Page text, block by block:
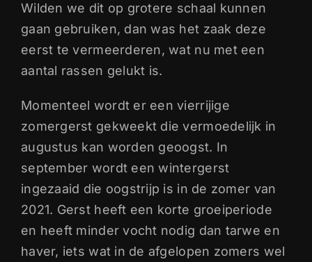
Wilden we dit op grotere schaal kunnen
gaan gebruiken, dan was het zaak deze
eerst te vermeerderen, wat nu met een
aantal rassen gelukt is.
Momenteel wordt er een vierrijige
zomergerst gekweekt die vermoedelijk in
augustus kan worden geoogst. In
september wordt een wintergerst
ingezaaid die oogstrijp is in de zomer van
2021. Gerst heeft een korte groeiperiode
en heeft minder vocht nodig dan tarwe en
haver, iets wat in de afgelopen zomers wel